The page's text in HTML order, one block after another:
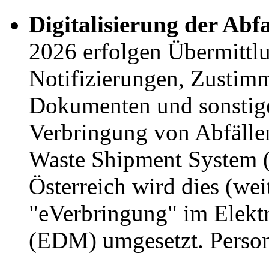
Digitalisierung der
2026 erfolgen
Notifizierungen,
Dokumenten und
Verbringung von
Waste Shipment System
Österreich wird dies
"eVerbringung" im
(EDM) umgesetzt.